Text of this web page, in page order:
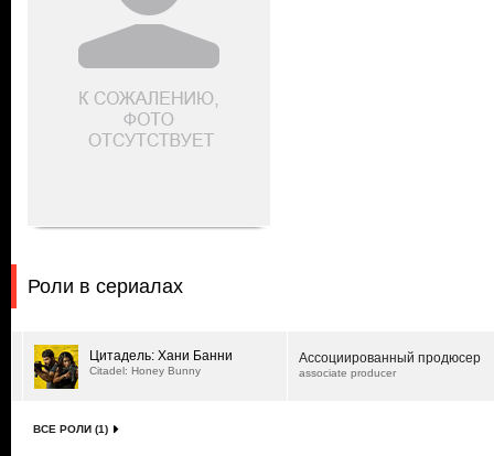
Роли в сериалах
Цитадель: Хани Банни
Citadel: Honey Bunny
Ассоциированный продюсер
associate producer
ВСЕ РОЛИ (1)